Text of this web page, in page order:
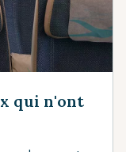
qui n'ont